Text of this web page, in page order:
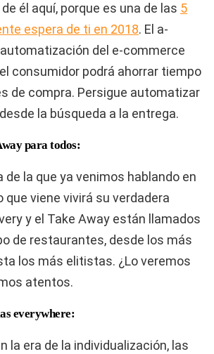
él aquí, porque es una de las 5
espera de ti en 2018. El a-
del e-commerce
consumidor podrá ahorrar tiempo
de compra. Persigue automatizar
la búsqueda a la entrega.
para todos:
de la que ya venimos hablando en
que viene vivirá su verdadera
y el Take Away están llamados
de restaurantes, desde los más
los más elitistas. ¿Lo veremos
atentos.
everywhere:
la era de la individualización, las